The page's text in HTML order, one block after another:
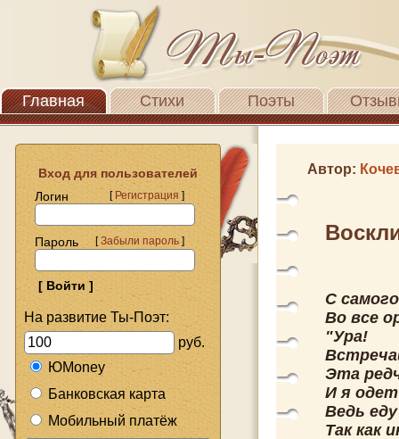
Главная Стихи Поэты
Вход для пользователей
Логин
[Регистрация]
Пароль [Забыли пароль]
На развитие Ты-Поэт:
руб.
ЮMoney
Банковская карта
Мобильный платёж
Автор:
С
Во все
"Ура!
Эта
И я одет
Ведь
Так как